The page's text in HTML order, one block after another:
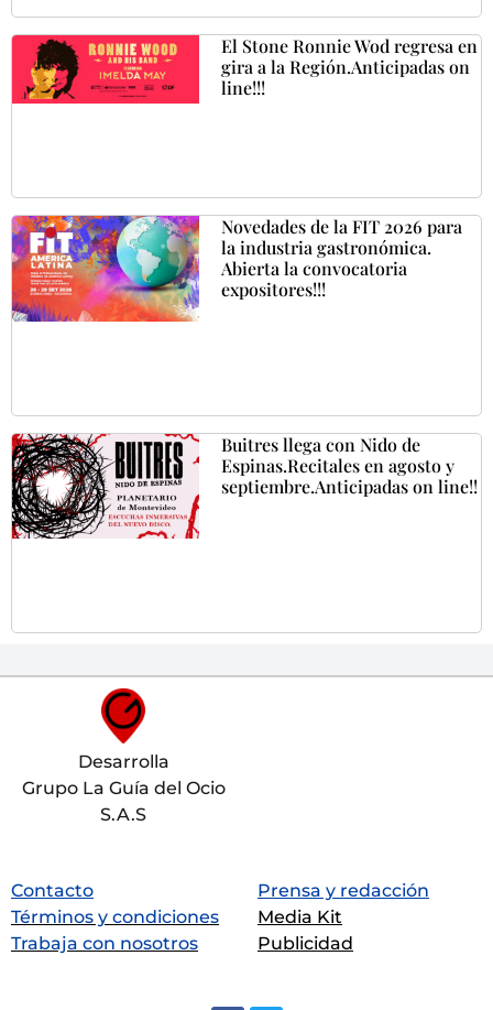
El Stone Ronnie Wod regresa en
gira a la Región.Anticipadas on
line!!!
Novedades de la FIT 2026 para
la industria gastronómica.
Abierta la convocatoria
expositores!!!
Buitres llega con Nido de
Espinas.Recitales en agosto y
septiembre.Anticipadas on line!!
Desarrolla
Grupo La Guía del Ocio
S.A.S
Contacto
Términos y condiciones
Trabaja con nosotros
Prensa y redacción
Media Kit
Publicidad